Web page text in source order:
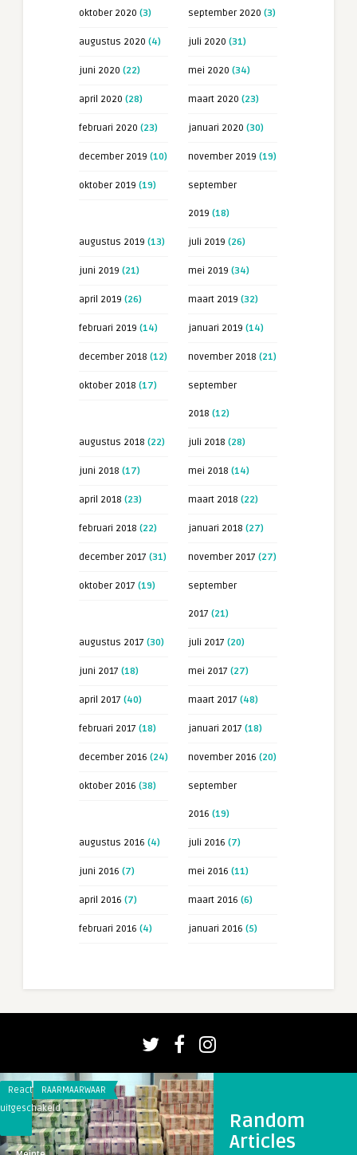
oktober 2020 (3) september 2020 (3)
augustus 2020 (4) juli 2020 (31)
juni 2020 (22) mei 2020 (34)
april 2020 (28) maart 2020 (23)
februari 2020 (23) januari 2020 (30)
december 2019 (10) november 2019 (19)
oktober 2019 (19) september
2019 (18)
augustus 2019 (13) juli 2019 (26)
juni 2019 (21) mei 2019 (34)
april 2019 (26) maart 2019 (32)
februari 2019 (14) januari 2019 (14)
december 2018 (12) november 2018 (21)
oktober 2018 (17) september
2018 (12)
augustus 2018 (22) juli 2018 (28)
juni 2018 (17) mei 2018 (14)
april 2018 (23) maart 2018 (22)
februari 2018 (22) januari 2018 (27)
december 2017 (31) november 2017 (27)
oktober 2017 (19) september
2017 (21)
augustus 2017 (30) juli 2017 (20)
juni 2017 (18) mei 2017 (27)
april 2017 (40) maart 2017 (48)
februari 2017 (18) januari 2017 (18)
december 2016 (24) november 2016 (20)
oktober 2016 (38) september
2016 (19)
augustus 2016 (4) juli 2016 (7)
juni 2016 (7) mei 2016 (11)
april 2016 (7) maart 2016 (6)
februari 2016 (4) januari 2016 (5)
Random
Articles
Reacties
uitgeschakeld
voor
Pakje
RAARMAARWAAR
voor
Beat